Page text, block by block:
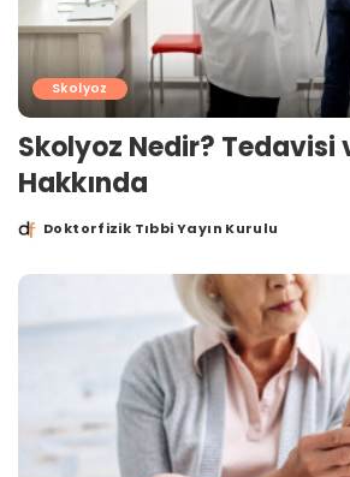
Skolyoz
Skolyoz Nedir? Tedavisi
Hakkında
PostedDoktorfizik Tıbbi Yayın Kurulu